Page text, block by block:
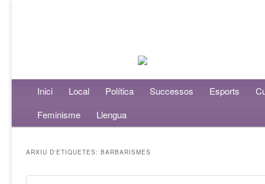
Menú principalAneu al contingut principal
Aneu al contingut secundari
Inici Local Política Successos Esports
Feminisme
Llengua
ARXIU D'ETIQUETES:BARBARISMES